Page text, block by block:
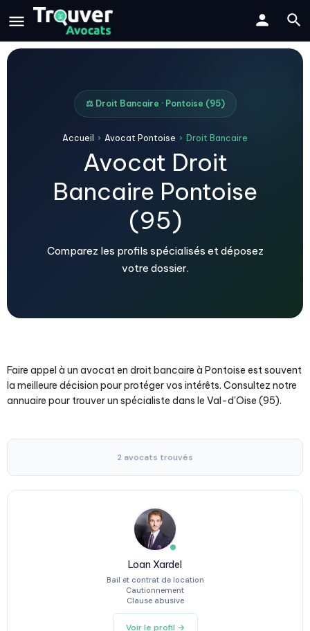
⚖️ Droit Bancaire · Pontoise (95)
Accueil › Avocat Pontoise › Droit Bancaire
Avocat Droit
Bancaire Pontoise
(95)
Comparez les profils spécialisés et déposez
votre dossier.
Faire appel à un avocat en droit bancaire à Pontoise est souvent
la meilleure décision pour protéger vos intérêts. Consultez notre
annuaire pour trouver un spécialiste dans le Val-d'Oise (95).
2 avocats trouvés
Loan Xardel
Bail et contrat de location
Cautionnement
Clause abusive
Voir le profil →